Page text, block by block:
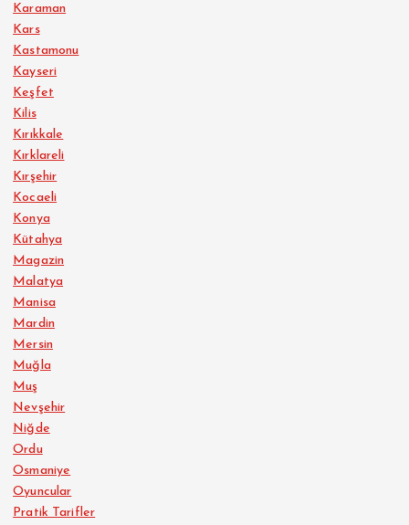
Karaman
Kars
Kastamonu
Kayseri
Keşfet
Kilis
Kırıkkale
Kırklareli
Kırşehir
Kocaeli
Konya
Kütahya
Magazin
Malatya
Manisa
Mardin
Mersin
Muğla
Muş
Nevşehir
Niğde
Ordu
Osmaniye
Oyuncular
Pratik Tarifler